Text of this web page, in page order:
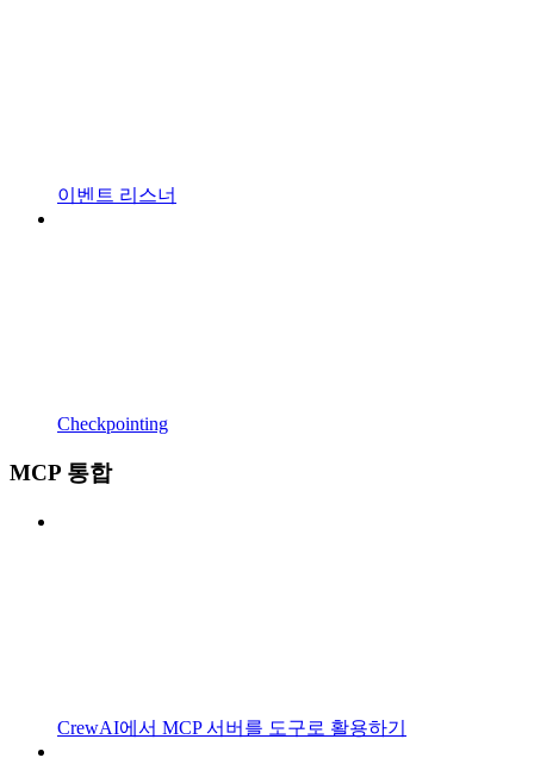
이벤트 리스너
Checkpointing
MCP 통합
CrewAI에서 MCP 서버를 도구로 활용하기